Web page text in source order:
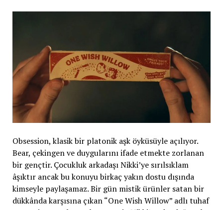
Obsession, klasik bir platonik aşk öyküsüyle açılıyor.
Bear, çekingen ve duygularını ifade etmekte zorlanan
bir gençtir. Çocukluk arkadaşı Nikki’ye sırılsıklam
âşıktır ancak bu konuyu birkaç yakın dostu dışında
kimseyle paylaşamaz. Bir gün mistik ürünler satan bir
dükkânda karşısına çıkan “One Wish Willow” adlı tuhaf